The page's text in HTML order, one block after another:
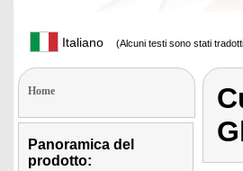
Italiano (Alcuni testi sono stati
Home
Panoramica del
prodotto: